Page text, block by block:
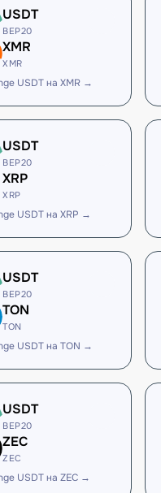
USDT
BEP20
XMR
XMR
USDT на XMR →
USDT
BEP20
XRP
XRP
USDT на XRP →
USDT
BEP20
TON
TON
USDT на TON →
USDT
BEP20
ZEC
ZEC
USDT на ZEC →